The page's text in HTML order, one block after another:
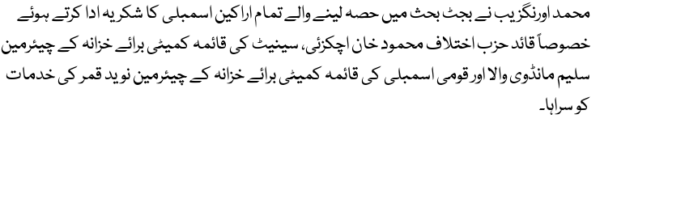
محمد اورنگزیب نے بجٹ بحث میں حصہ لینے والے تمام اراکین اسمبلی کا شکریہ ادا کرتے ہوئے
خصوصاً قائد حزب اختلاف محمود خان اچکزئی، سینیٹ کی قائمہ کمیٹی برائے خزانہ کے چیئرمین
سلیم مانڈوی والا اور قومی اسمبلی کی قائمہ کمیٹی برائے خزانہ کے چیئرمین نوید قمر کی خدمات
کو سراہا۔